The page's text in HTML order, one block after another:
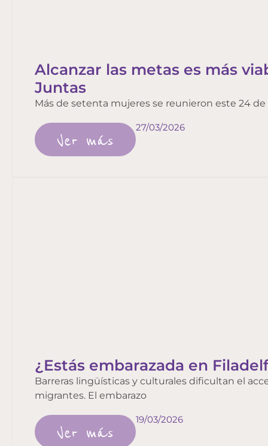
Alcanzar las metas es más
Juntas
Más de setenta mujeres se reunieron este 24
Ver más
27/03/2026
¿Estás embarazada en
Barreras lingüísticas y culturales dificultan el
migrantes. El embarazo
Ver más
19/03/2026